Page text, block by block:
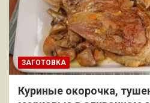
ЗАГОТОВКА
Куриные окорочка,